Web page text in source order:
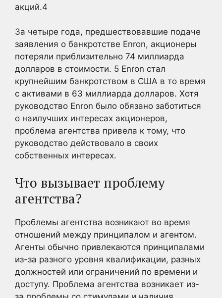
акций.4
За четыре года, предшествовавшие подаче
заявления о банкротстве Enron, акционеры
потеряли приблизительно 74 миллиарда
долларов в стоимости. 5 Enron стал
крупнейшим банкротством в США в то время
с активами в 63 миллиарда долларов. Хотя
руководство Enron было обязано заботиться
о наилучших интересах акционеров,
проблема агентства привела к тому, что
руководство действовало в своих
собственных интересах.
Что вызывает проблему
агентства?
Проблемы агентства возникают во время
отношений между принципалом и агентом.
Агенты обычно привлекаются принципалами
из-за разного уровня квалификации, разных
должностей или ограничений по времени и
доступу. Проблема агентства возникает из-